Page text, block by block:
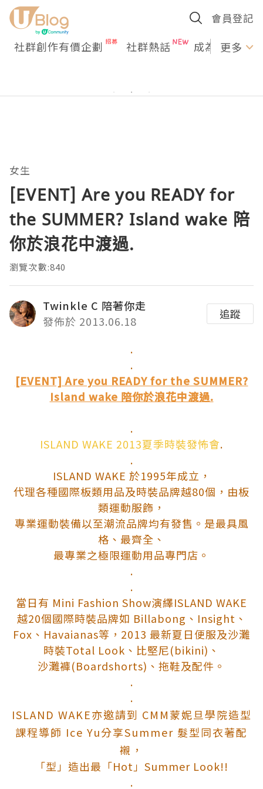
會員登記
社群創作有價企劃 社群熱話 成為U更多
女生
[EVENT] Are you READY for
the SUMMER? Island wake 陪
你於浪花中渡過.
瀏覽次數:840
Twinkle C 陪著你走
發佈於 2013.06.18
追蹤
.
.
[EVENT] Are you READY for the SUMMER?
Island wake 陪你於浪花中渡過.
.
ISLAND WAKE 2013夏季時裝發怖會.
.
ISLAND WAKE 於1995年成立，
代理各種國際板類用品及時裝品牌越80個，由板
類運動服飾，
專業運動裝備以至潮流品牌均有發售。是最具風
格、最齊全、
最專業之極限運動用品專門店。
.
.
當日有 Mini Fashion Show演繹ISLAND WAKE
越20個國際時裝品牌如 Billabong、Insight、
Fox、Havaianas等，2013 最新夏日便服及沙灘
時裝Total Look、比堅尼(bikini)、
沙灘褲(Boardshorts)、拖鞋及配件。
.
.
ISLAND WAKE亦邀請到 CMM蒙妮旦學院造型
課程導師 Ice Yu分享Summer 髮型同衣著配
襯，
「型」造出最「Hot」Summer Look!!
.